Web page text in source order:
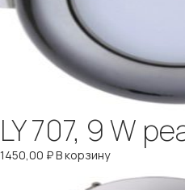
LY 707, 9 W
1450,00 ₽В корзину